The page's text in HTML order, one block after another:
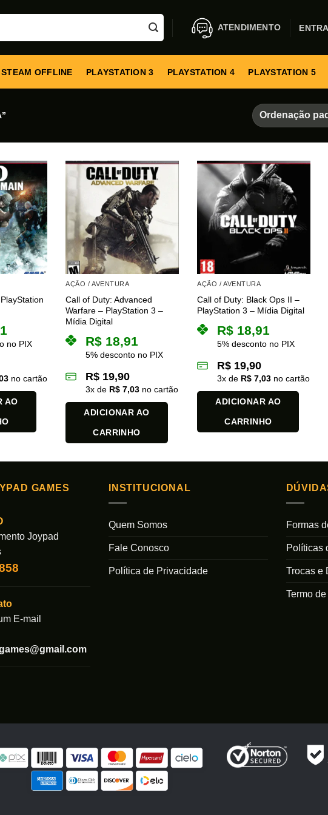
ATENDIMENTO
STEAM OFFLINE PLAYSTATION 3 PLAYSTATION 4 PLAYSTATION 5
no PIX
no cartão
AO
AÇÃO / AVENTURA
Call of Duty: Advanced
Warfare – PlayStation 3 –
Mídia Digital
R$ 18,91
5% desconto no PIX
R$ 19,90
3x de R$ 7,03 no cartão
ADICIONAR AO
CARRINHO
AÇÃO / AVENTURA
Call of Duty: Black Ops II –
PlayStation 3 – Mídia Digital
R$ 18,91
5% desconto no PIX
R$ 19,90
3x de R$ 7,03 no cartão
ADICIONAR AO
CARRINHO
GAMES
Joypad
E-mail
INSTITUCIONAL
Quem Somos
Fale Conosco
Política de Privacidade
Formas
Políticas
Trocas e
Termo